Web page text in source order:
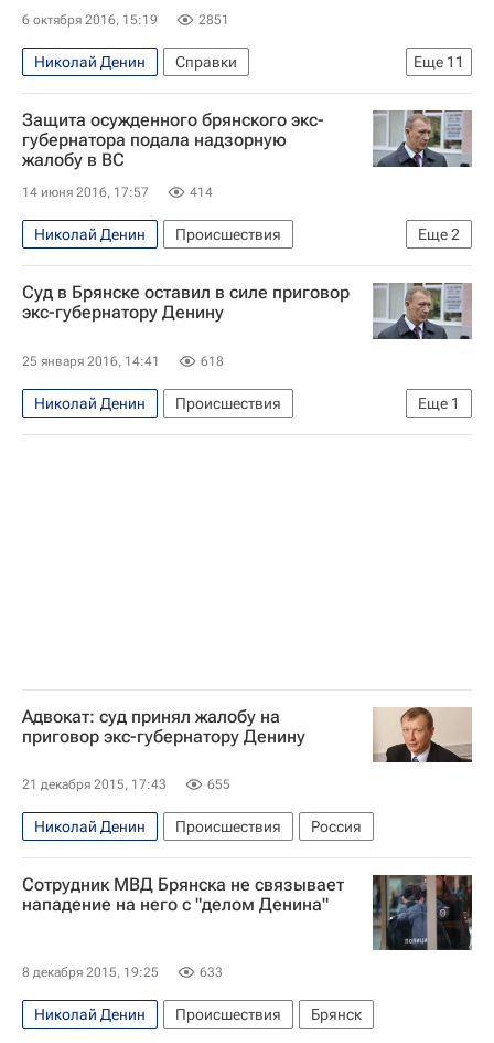
6 октября 2016, 15:19 2851
Еще 11
Николай Денин
Справки
Владимир Торлопов
Никита Белых
Василий Юрченко
Леонид Коротков
Вячеслав Дудка
Александр Хорошавин
Александр Тишанин
Алексей Баринов
Россия
Защита осужденного брянского экс-
губернатора подала надзорную
жалобу в ВС
14 июня 2016, 17:57 414
Еще2
Николай Денин
Происшествия
Верховный суд РФ
Россия
Суд в Брянске оставил в силе приговор
экс-губернатору Денину
25 января 2016, 14:41 618
Еще 1
Николай Денин
Происшествия
Брянская область
Адвокат: суд принял жалобу на
приговор экс-губернатору Денину
21 декабря 2015, 17:43 655
Николай Денин Происшествия Россия
Сотрудник МВД Брянска не связывает
нападение на него с "делом Денина"
8 декабря 2015, 19:25 633
Николай Денин Происшествия Брянск